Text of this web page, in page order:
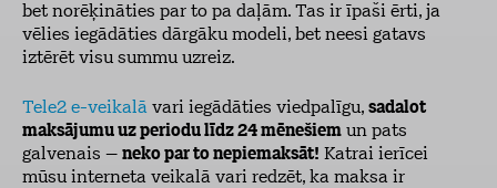
bet norēķināties par to pa daļām. Tas ir īpaši ērti, ja
vēlies iegādāties dārgāku modeli, bet neesi gatavs
iztērēt visu summu uzreiz.
Tele2 e-veikalā vari iegādāties viedpalīgu, sadalot
maksājumu uz periodu līdz 24 mēnešiem un pats
galvenais – neko par to nepiemaksāt! Katrai ierīcei
mūsu interneta veikalā vari redzēt, ka maksa ir